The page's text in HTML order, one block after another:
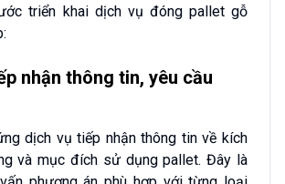
triển khai dịch vụ đóng pallet gỗ
nhận thông tin, yêu cầu
dịch vụ tiếp nhận thông tin về kích
và mục đích sử dụng pallet. Đây là